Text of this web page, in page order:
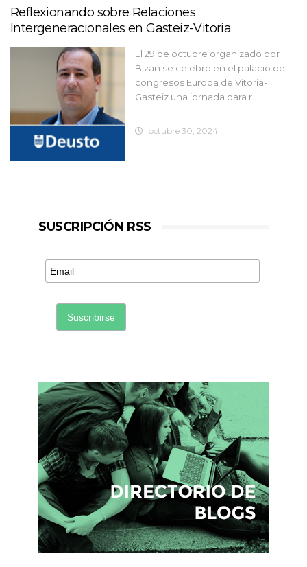
Reflexionando sobre Relaciones
Intergeneracionales en Gasteiz-Vitoria
El 29 de octubre organizado por
Bizan se celebró en el palacio de
congresos Europa de Vitoria-
Gasteiz una jornada para r...
octubre 30, 2024
SUSCRIPCIÓN RSS